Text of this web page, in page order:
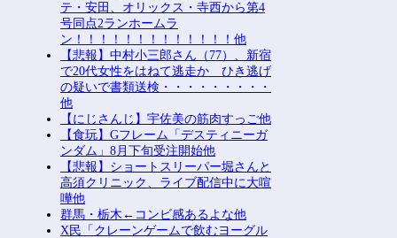
テ・安田、オリックス・寺西から第4
号同点2ランホームラ
ン！！！！！！！！！！！！！他
【悲報】中村小三郎さん（77）、新宿
で20代女性をはねて逃走か ひき逃げ
の疑いで書類送検・・・・・・・・・
他
【にじさんじ】宇佐美の筋肉すっご他
【食玩】Gフレーム「デスティニーガ
ンダム」8月下旬受注開始他
【悲報】ショートスリーパー堀さんと
高須クリニック、ライブ配信中に大喧
嘩他
群馬・栃木←コンビ感あるよな他
X民「クレーンゲームで飲むヨーグル